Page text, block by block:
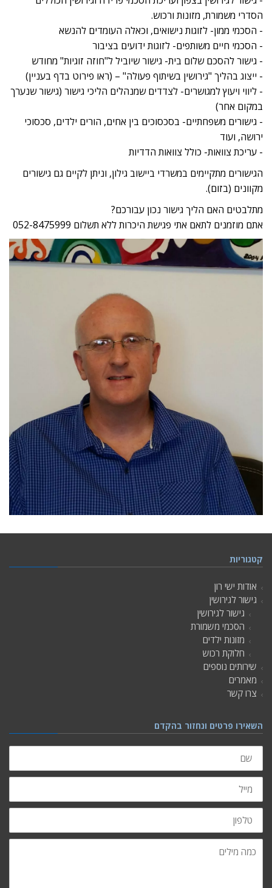
הסדרי משמורת, מזונות ורכוש.
- הסכמי ממון- לזוגות נישואים, וכאלה העומדים להנשא
- הסכמי חיים משותפים- לזוגות ידועים בציבור
- גישור להסכם שלום בית- גישור שיוביל ל"חוזה זוגיות" מחודש
- ייצוג בהליך "גירושין בשיתוף פעולה" – (ראו פירוט בדף בעניין)
- ליווי ויעוץ למגושרים- לצדדים שמנהלים הליכי גישור (גישור שנערך
במקום אחר)
- גישורים משפחתיים- בסכסוכים בין אחים, הורים ילדים, סכסוכי
ירושה, ועוד
- עריכת צוואות- כולל צוואות הדדיות
הגישורים מתקיימים במשרדי ביישוב גילון, וניתן לקיים גם גישורים
מקוונים (בזום).
מתלבטים האם הליך גישור נכון עבורכם?
אתם מוזמנים לתאם אתי פגישת היכרות ללא תשלום 052-8475999
קטגוריות
אודות ישי רון
גישור לגירושין
גישור לגירושין
הסכמי משמורת
מזונות ילדים
חלוקת רכוש
שירותים נוספים
מאמרים
צרו קשר
השאירו פרטים ונחזור בהקדם
שם
מייל
טלפון
כמה
מילים